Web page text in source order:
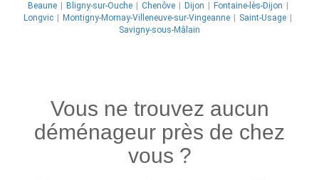
Beaune
Bligny-sur-Ouche Chenôve Dijon
Fontaine-lès-Dijon
Longvic
Montigny-Mornay-Villeneuve-sur-Vingeanne
Saint-Usage
Savigny-sous-Mâlain
Vous ne trouvez aucun
déménageur près de chez
vous ?